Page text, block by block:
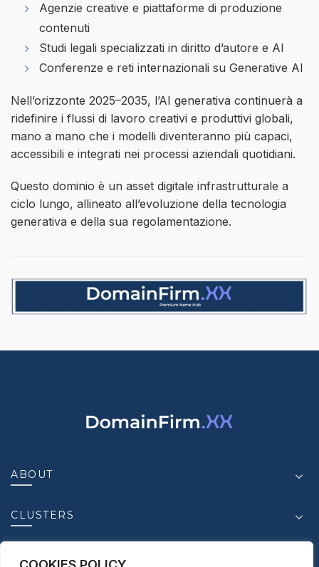
Agenzie creative e piattaforme di produzione
contenuti
Studi legali specializzati in diritto d’autore e AI
Conferenze e reti internazionali su Generative AI
Nell’orizzonte 2025–2035, l’AI generativa continuerà a
ridefinire i flussi di lavoro creativi e produttivi globali,
mano a mano che i modelli diventeranno più capaci,
accessibili e integrati nei processi aziendali quotidiani.
Questo dominio è un asset digitale infrastrutturale a
ciclo lungo, allineato all’evoluzione della tecnologia
generativa e della sua regolamentazione.
ABOUT
CLUSTERS